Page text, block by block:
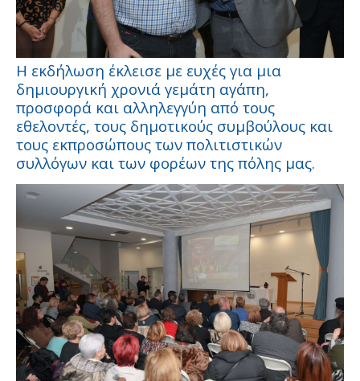
Η εκδήλωση έκλεισε με ευχές για μια
δημιουργική χρονιά γεμάτη αγάπη,
προσφορά και αλληλεγγύη από τους
εθελοντές, τους δημοτικούς συμβούλους και
τους εκπροσώπους των πολιτιστικών
συλλόγων και των φορέων της πόλης μας.